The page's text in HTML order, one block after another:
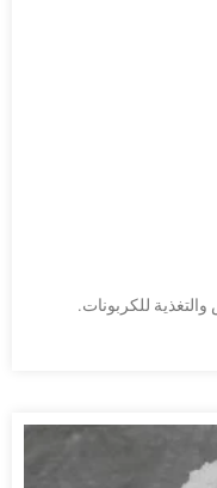
للكربونات.